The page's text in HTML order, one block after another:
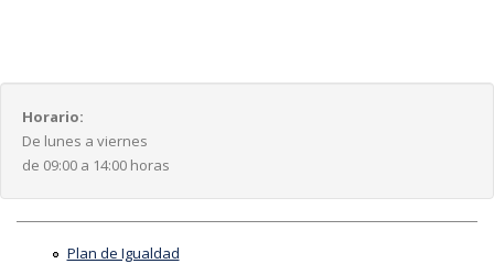
Horario:
De lunes a viernes
de 09:00 a 14:00 horas
Plan de Igualdad